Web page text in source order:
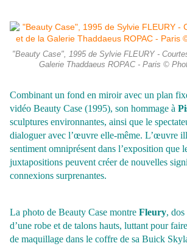
"Beauty Case", 1995 de Sylvie FLEURY -
Galerie Thaddaeus ROPAC - Paris ©
Combinant un fond en miroir avec un plan
vidéo Beauty Case (1995), son hommage à
sculptures environnantes, ainsi que le
dialoguer avec l’œuvre elle-même. L’œuvre
sentiment omniprésent dans l’exposition que
juxtapositions peuvent créer de nouvelles
connexions surprenantes.
La photo de Beauty Case montre Fleury, dos
d’une robe et de talons hauts, luttant pour
de maquillage dans le coffre de sa Buick